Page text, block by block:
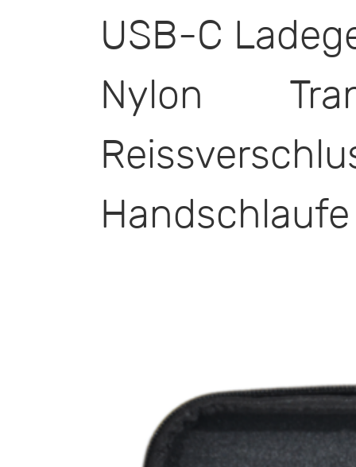
USB-C
Nylon
Handschlaufe